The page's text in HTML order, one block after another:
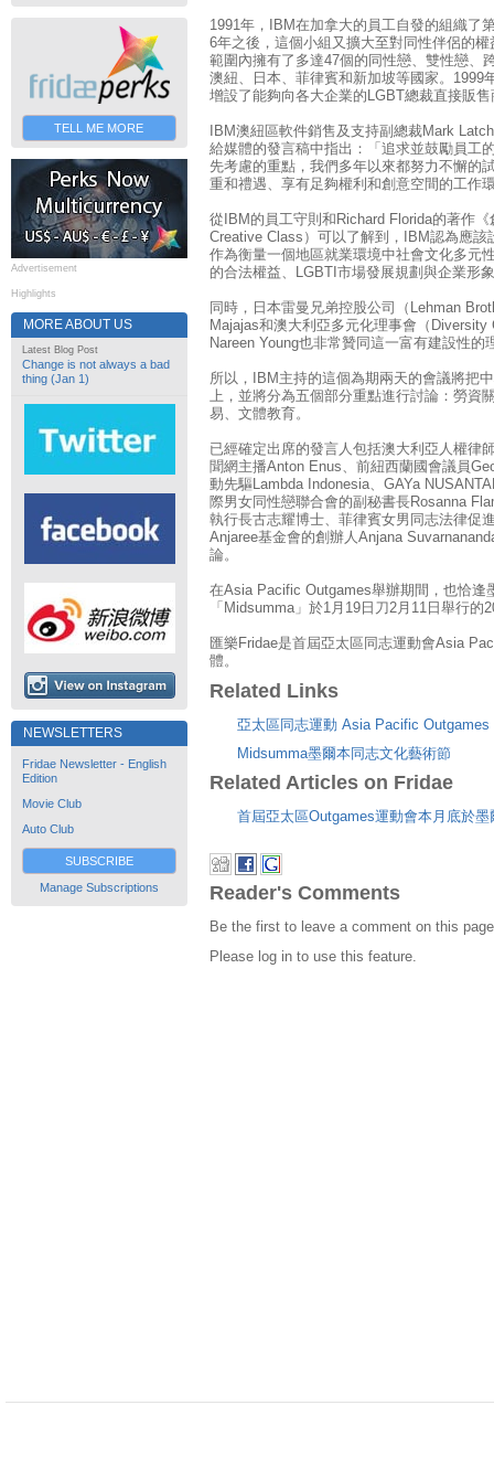
TELL ME MORE
Advertisement
Highlights
MORE ABOUT US
Latest Blog Post
Change is not always a bad
thing (Jan 1)
NEWSLETTERS
Fridae Newsletter - English
Edition
Movie Club
Auto Club
SUBSCRIBE
Manage Subscriptions
1991年，IBM在加拿大的員工自發的組織了
6年之後，這個小組又擴大至對同性伴侶的
範圍內擁有了多達47個的同性戀、雙性戀、
澳紐、日本、菲律賓和新加坡等國家。1999
增設了能夠向各大企業的LGBT總裁直接販
IBM澳紐區軟件銷售及支持副總裁Mark
給媒體的發言稿中指出：「追求並鼓勵員工
先考慮的重點，我們多年以來都努力不懈的
重和禮遇、享有足夠權利和創意空間的工作
從IBM的員工守則和Richard Florida的著作
Creative Class）可以了解到，IBM認為應
作為衡量一個地區就業環境中社會文化多元
的合法權益、LGBTI市場發展規劃與企業形
同時，日本雷曼兄弟控股公司（Lehman
Majajas和澳大利亞多元化理事會（
Nareen Young也非常贊同這一富有建設性的
所以，IBM主持的這個為期兩天的會議將把
上，並將分為五個部分重點進行討論：勞資
易、文體教育。
已經確定出席的發言人包括澳大利亞人權律
聞網主播Anton Enus、前紐西蘭國會議員
動先驅Lambda Indonesia、GAYa
際男女同性戀聯合會的副秘書長Rosanna
執行長古志耀博士、菲律賓女男同志法律促
Anjaree基金會的創辦人Anjana
論。
在Asia Pacific Outgames舉辦期間，也恰逢
「Midsumma」於1月19日刀2月11日舉行的
匯樂Fridae是首屆亞太區同志運動會Asia
體。
Related Links
亞太區同志運動 Asia Pacific Outgames
Midsumma墨爾本同志文化藝術節
Related Articles on Fridae
首屆亞太區Outgames運動會本月底於墨
Reader's Comments
Be the first to leave a comment on this
Please log in to use this feature.